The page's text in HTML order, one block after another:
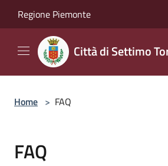
Regione Piemonte
Città di Settimo
Home > FAQ
FAQ